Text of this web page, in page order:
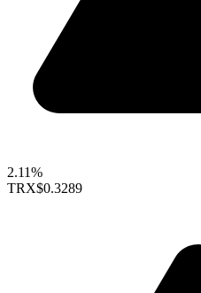
2.11%
TRX$0.3289